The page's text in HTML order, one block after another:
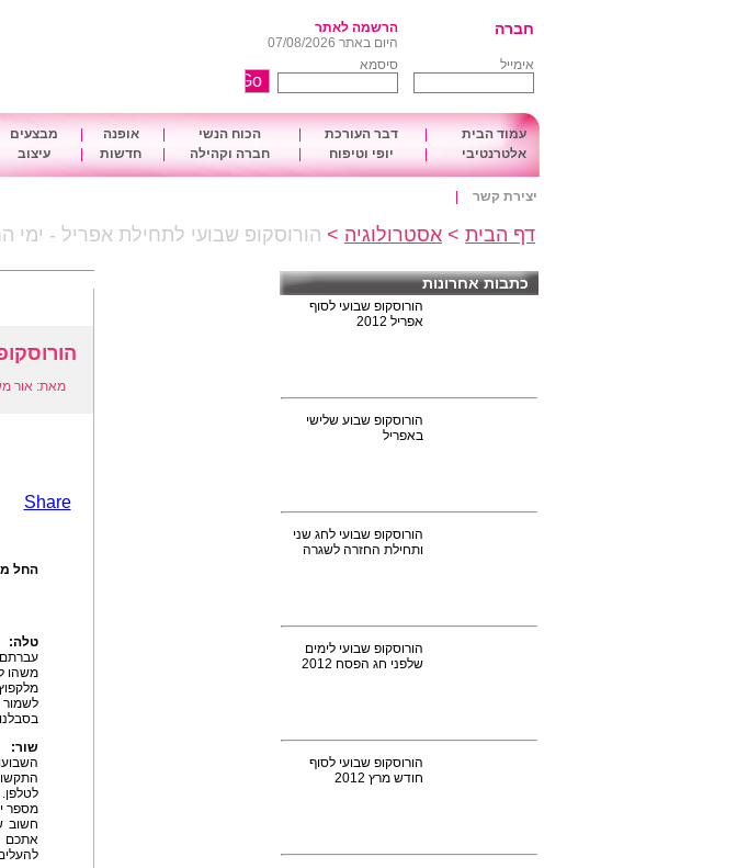
חברה
הרשמה לאתר
היום באתר 07/08/2026
אימייל
סיסמא
עמוד הבית דבר העורכת הכוח הנשי אופנה מבצעים
אלטרנטיבי
יופי וטיפוח חברה וקהילה חדשות עיצוב
יצירת קשר
דף הבית > אסטרולוגיה > הורוסקופ שבועי לתחילת אפריל - ימי
כתבות אחרונות
הורוסקופ שבועי לסוף
אפריל 2012
הורוסקופ שבוע שלישי
באפריל
הורוסקופ שבועי לחג שני
ותחילת החזרה לשגרה
הורוסקופ שבועי לימים
שלפני חג הפסח 2012
הורוסקופ שבועי לסוף
חודש מרץ 2012
מאת: אור
Share
החל מה - 5/4/2012 ועד
טלה:
משהו
שור:
מספר
חשוב
אתכם